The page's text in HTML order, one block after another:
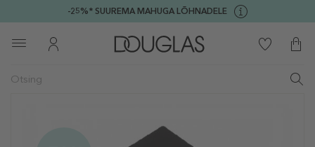
-25%* SUUREMA MAHUGA LÕHNADELE